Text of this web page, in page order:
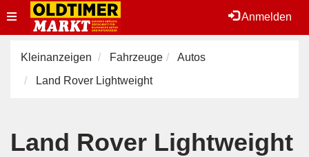
Anmelden
Toggle
navigation
Kleinanzeigen Fahrzeuge
Autos
Land Rover Lightweight
Land Rover Lightweight